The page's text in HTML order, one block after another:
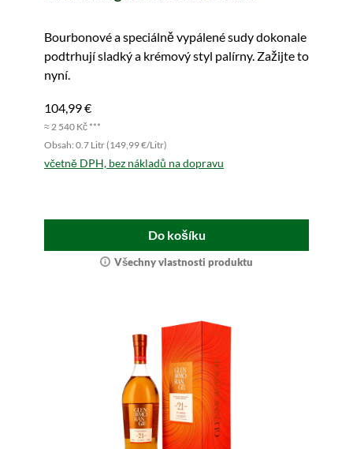
Bourbonové a speciálně vypálené sudy dokonale
podtrhují sladký a krémový styl palírny. Zažijte to
nyní.
104,99 €
≈ 2 540 Kč ***
Obsah: 0.7 Litr (149,99 €/Litr)
včetně DPH, bez nákladů na dopravu
Do košíku
Všechny vlastnosti produktu